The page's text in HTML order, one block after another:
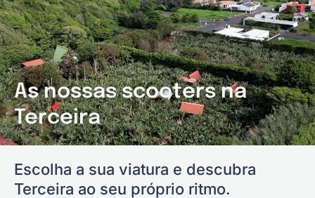
As nossas scooters na
Terceira
Escolha a sua viatura e descubra
Terceira ao seu próprio ritmo.